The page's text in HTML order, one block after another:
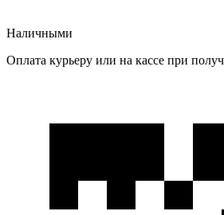
Наличными
Оплата курьеру или на кассе при